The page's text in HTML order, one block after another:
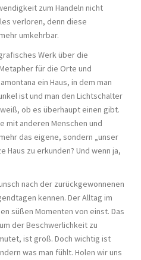
zum Handeln nicht
verloren, denn diese
umkehrbar.
Werk über die
für die Orte und
ein Haus, in dem man
ist und man den Lichtschalter
ob es überhaupt einen gibt.
mit anderen Menschen und
das eigene, sondern „unser
Haus zu erkunden? Und wenn ja,
nach der zurückgewonnenen
kennen. Der Alltag im
süßen Momenten von einst. Das
der Beschwerlichkeit zu
ist groß. Doch wichtig ist
was man fühlt. Holen wir uns